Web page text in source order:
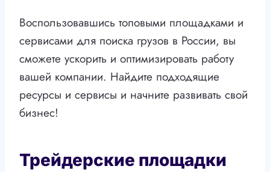
Воспользовавшись топовыми площадками и
сервисами для поиска грузов в России, вы
сможете ускорить и оптимизировать работу
вашей компании. Найдите подходящие
ресурсы и сервисы и начните развивать свой
бизнес!
Трейдерские площадки